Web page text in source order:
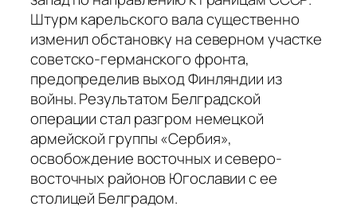
Штурм карельского вала существенно
изменил обстановку на северном участке
советско-германского фронта,
предопределив выход Финляндии из
войны. Результатом Белградской
операции стал разгром немецкой
армейской группы «Сербия»,
освобождение восточных и северо-
восточных районов Югославии с ее
столицей Белградом.